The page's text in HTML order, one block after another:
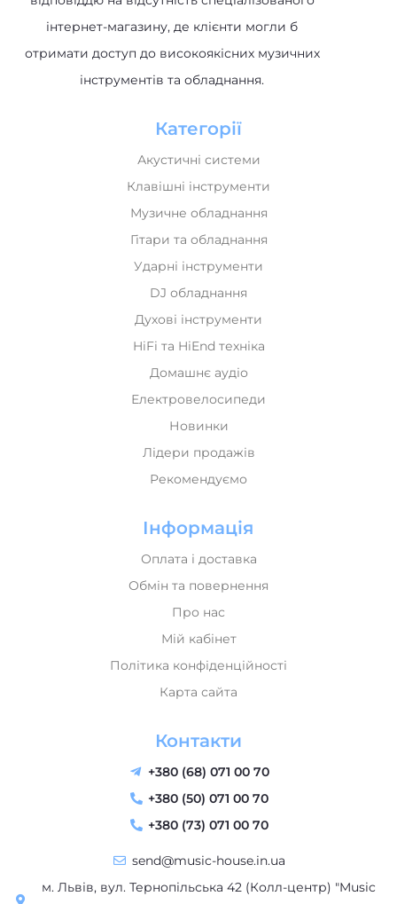
отримати доступ до високоякісних музичних
інструментів та обладнання.
Категорії
Клавішні інструменти
Музичне обладнання
Гітари та обладнання
Ударні інструменти
DJ обладнання
Духові інструменти
HiFi та HiEnd техніка
Домашнє аудіо
Електровелосипеди
Новинки
Лідери продажів
Рекомендуємо
Інформація
Обмін та повернення
Про нас
Мій кабінет
Політика конфіденційності
Карта сайта
Контакти
+380 (73) 071 00 70
send@music-house.in.ua
House" - магазин музичних інструментів
Пн-Пт: 09:30–18:30